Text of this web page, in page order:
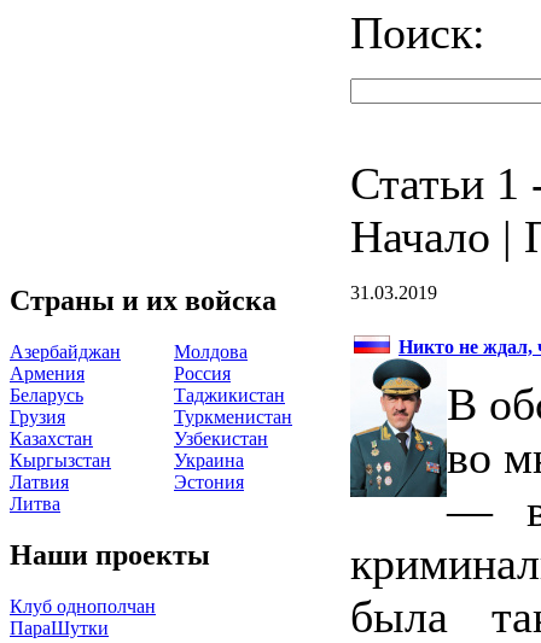
Страны и их войска
Азербайджан
Армения
Беларусь
Грузия
Казахстан
Кыргызстан
Латвия
Литва
Молдова
Россия
Таджикистан
Туркменистан
Узбекистан
Украина
Эстония
Наши проекты
Клуб однополчан
ПараШутки
Поиск:
Статьи 1
Начало |
31.03.2019
Никто не ждал,
В
во
—
была